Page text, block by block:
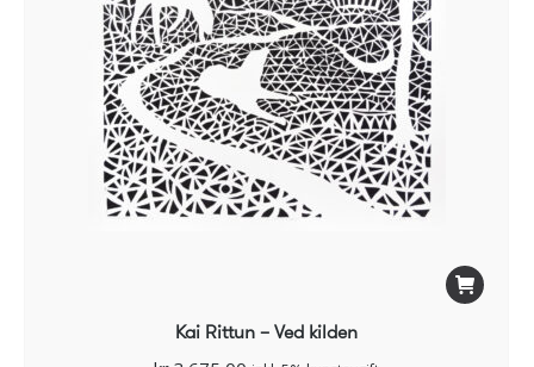
Kai Rittun – Ved kilden